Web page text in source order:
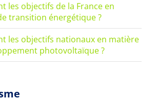
les objectifs de la France en
transition énergétique ?
les objectifs nationaux en matière
photovoltaïque ?